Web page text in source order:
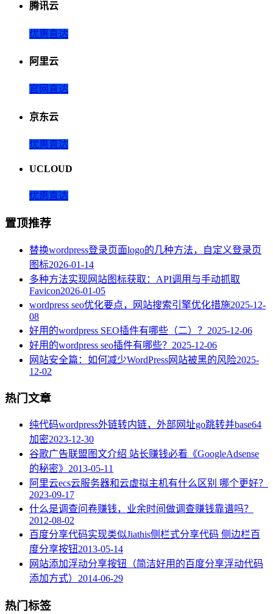
腾讯云
优惠直达
阿里云
官网直达
京东云
优惠直达
UCLOUD
优惠直达
置顶推荐
替换wordpress登录页面logo的几种方法，自定义登录页
图标2026-01-14
多种方法实现网站图标获取：API调用与手动抓取
Favicon2026-01-05
wordpress seo优化要点，网站搜索引擎优化措施2025-12-
08
好用的wordpress SEO插件有哪些（二）？ 2025-12-06
好用的wordpress seo插件有哪些？ 2025-12-06
网站安全篇：如何减少WordPress网站被黑的风险2025-
12-02
热门文章
纯代码wordpress外链转内链，外部网址go跳转并base64
加密2023-12-30
谷歌广告联盟图文介绍 站长赚钱必看《GoogleAdsense
的秘密》 2013-05-11
阿里云ecs云服务器和云虚拟主机有什么区别 哪个更好？
2023-09-17
什么是调查问卷赚钱，业余时间做调查赚钱靠谱吗？
2012-08-02
百度分享代码实现类似Jiathis侧栏式分享代码 侧边栏百
度分享按钮2013-05-14
网站添加浮动分享按钮（简洁好用的百度分享浮动代码
添加方式） 2014-06-29
热门标签